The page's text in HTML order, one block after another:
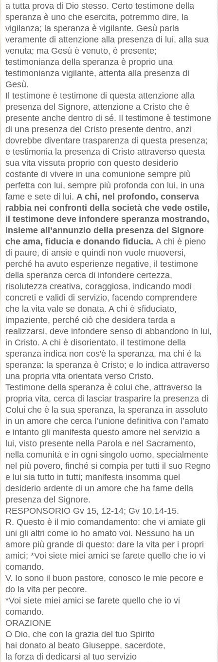
a tutta prova di Dio stesso. Certo testimone della
speranza è uno che esercita, potremmo dire, la
vigilanza; la speranza è vigilante. Gesù parla
veramente di attenzione alla presenza di lui, alla sua
venuta; ma Gesù è venuto, è presente;
testimonianza della speranza è proprio una
testimonianza vigilante, attenta alla presenza di
Gesù.
Il testimone è testimone di questa attenzione alla
presenza del Signore, attenzione a Cristo che è
presente anche dentro di sé. Il testimone è testimone
di una presenza del Cristo presente dentro, anzi
dovrebbe diventare trasparenza di questa presenza;
e testimonia la presenza di Cristo attraverso questa
sua vita vissuta proprio con questo desiderio
costante di vivere in una comunione sempre più
perfetta con lui, sempre più profonda con lui, in una
fame e sete di lui. A chi, nel profondo, conserva
rabbia nei confronti della società che vede ostile,
il testimone deve infondere speranza mostrando,
insieme all’annunzio della presenza del Signore
che ama, fiducia e donando fiducia. A chi è pieno
di paure, di ansie e quindi non vuole muoversi,
perché ha avuto esperienze negative, il testimone
della speranza cerca di infondere certezza,
risolutezza creativa, coraggiosa, indicando modi
concreti e validi di servizio, facendo comprendere
che la vita vale se donata. A chi è sfiduciato,
impaziente, perché ciò che desidera tarda a
realizzarsi, deve infondere senso di abbandono in lui,
in Cristo. A chi è disorientato, il testimone della
speranza indica non cos'è la speranza, ma chi è la
speranza: la speranza è Cristo; e lo indica attraverso
una propria vita orientata verso Cristo.
Testimone della speranza è colui che, attraverso la
propria vita, cerca di lasciar trasparire la presenza di
Colui che è la sua speranza, la speranza in assoluto
in un amore che cerca l’unione definitiva con l’amato
e intanto gli manifesta questo amore nel servizio a
lui, visto presente nella Parola e nel Sacramento,
nella comunità e in ogni singolo uomo, specialmente
nel più povero, finché si compia per tutti il suo Regno
e lui sia tutto in tutti; manifesta insomma quel
desiderio ardente di un amore che ha fame della
presenza del Signore.
RESPONSORIO Gv 15, 12-14; Gv 10,14-15.
R. Questo è il mio comandamento: che vi amiate gli
uni gli altri come io ho amato voi. Nessuno ha un
amore più grande di questo: dare la vita per i propri
amici; *Voi siete miei amici se farete quello che io vi
comando.
V. Io sono il buon pastore, conosco le mie pecore e
do la vita per pecore.
*Voi siete miei amici se farete quello che io vi
comando.
ORAZIONE
O Dio, che con la grazia del tuo Spirito
hai donato al beato Giuseppe, sacerdote,
la forza di dedicarsi al tuo servizio